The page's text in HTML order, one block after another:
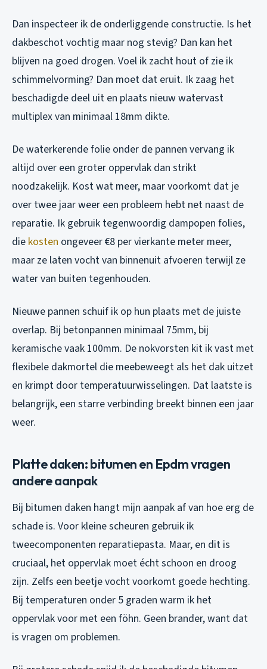
Dan inspecteer ik de onderliggende constructie. Is het
dakbeschot vochtig maar nog stevig? Dan kan het
blijven na goed drogen. Voel ik zacht hout of zie ik
schimmelvorming? Dan moet dat eruit. Ik zaag het
beschadigde deel uit en plaats nieuw watervast
multiplex van minimaal 18mm dikte.
De waterkerende folie onder de pannen vervang ik
altijd over een groter oppervlak dan strikt
noodzakelijk. Kost wat meer, maar voorkomt dat je
over twee jaar weer een probleem hebt net naast de
reparatie. Ik gebruik tegenwoordig dampopen folies,
die kosten ongeveer €8 per vierkante meter meer,
maar ze laten vocht van binnenuit afvoeren terwijl ze
water van buiten tegenhouden.
Nieuwe pannen schuif ik op hun plaats met de juiste
overlap. Bij betonpannen minimaal 75mm, bij
keramische vaak 100mm. De nokvorsten kit ik vast met
flexibele dakmortel die meebeweegt als het dak uitzet
en krimpt door temperatuurwisselingen. Dat laatste is
belangrijk, een starre verbinding breekt binnen een jaar
weer.
Platte daken: bitumen en Epdm vragen
andere aanpak
Bij bitumen daken hangt mijn aanpak af van hoe erg de
schade is. Voor kleine scheuren gebruik ik
tweecomponenten reparatiepasta. Maar, en dit is
cruciaal, het oppervlak moet écht schoon en droog
zijn. Zelfs een beetje vocht voorkomt goede hechting.
Bij temperaturen onder 5 graden warm ik het
oppervlak voor met een föhn. Geen brander, want dat
is vragen om problemen.